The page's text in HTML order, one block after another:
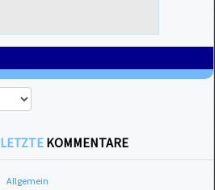
LETZTE KOMMENTARE
Allgemein